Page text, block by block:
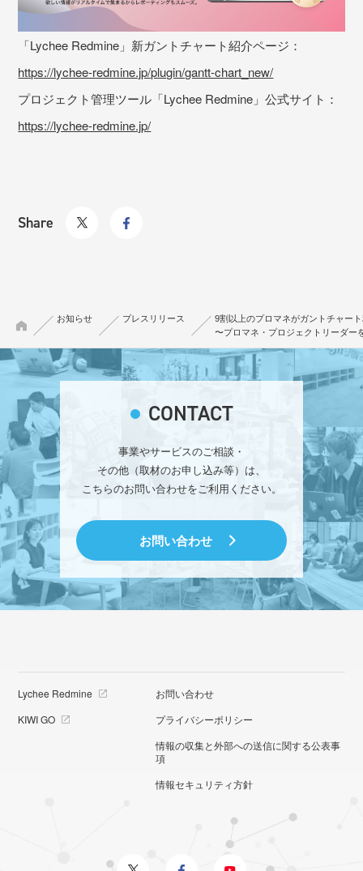
「Lychee Redmine」新ガントチャート紹介ページ：
https://lychee-redmine.jp/plugin/gantt-chart_new/
プロジェクト管理ツール「Lychee Redmine」公式サイト：
https://lychee-redmine.jp/
Share
お知らせ プレスリリース
9割以上のプロマネがガントチャー
〜プロマネ・プロジェクトリーダー
CONTACT
事業やサービスのご相談・
その他（取材のお申し込み等）は、
こちらのお問い合わせをご利用ください。
お問い合わせ
Lychee Redmine
KIWI GO
お問い合わせ
プライバシーポリシー
情報の収集と外部への送信に関する公表事
項
情報セキュリティ方針